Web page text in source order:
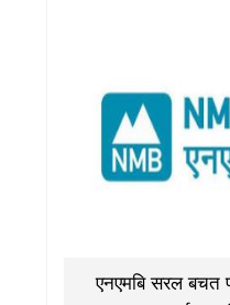
एनएमबि सरल बचत